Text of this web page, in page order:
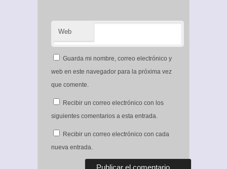
Web
Guarda mi nombre, correo electrónico y
web en este navegador para la próxima vez
que comente.
Recibir un correo electrónico con los
siguientes comentarios a esta entrada.
Recibir un correo electrónico con cada
nueva entrada.